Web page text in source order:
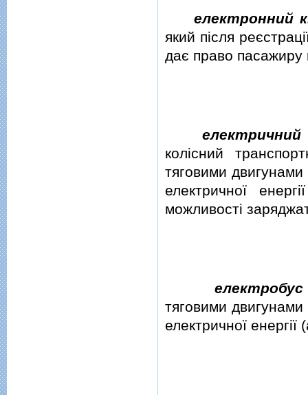
електронний
який пiсля
дає право пасажиру
колiсний
тяговими
електричної
можливостi
електробус
тяговими
електричної